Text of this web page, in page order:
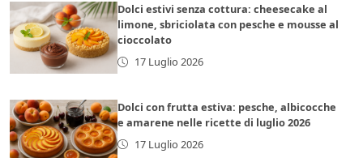
Dolci estivi senza cottura: cheesecake al
limone, sbriciolata con pesche e mousse al
cioccolato
17 Luglio 2026
Dolci con frutta estiva: pesche, albicocche
e amarene nelle ricette di luglio 2026
17 Luglio 2026